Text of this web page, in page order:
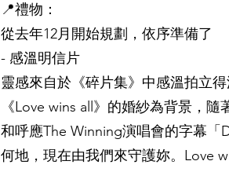
📍禮物：
從去年12月開始規劃，依序準備了
- 感溫明信片
靈感來自於《碎片集》中感溫拍立
《Love wins all》的婚紗為背景，
和呼應The Winning演唱會的字幕「
何地，現在由我們來守護妳。Love